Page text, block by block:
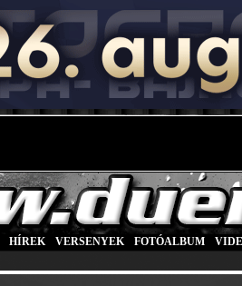
HÍREK VERSENYEK FOTÓALBUM